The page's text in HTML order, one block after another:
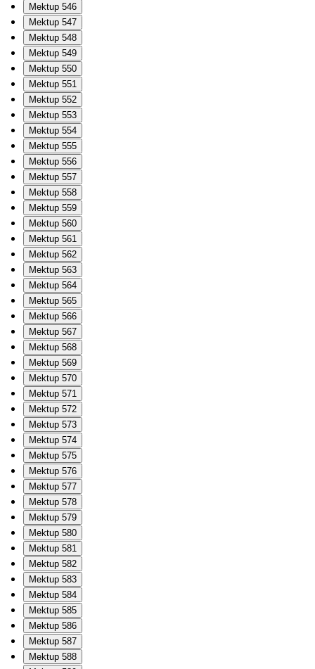
Mektup 546
Mektup 547
Mektup 548
Mektup 549
Mektup 550
Mektup 551
Mektup 552
Mektup 553
Mektup 554
Mektup 555
Mektup 556
Mektup 557
Mektup 558
Mektup 559
Mektup 560
Mektup 561
Mektup 562
Mektup 563
Mektup 564
Mektup 565
Mektup 566
Mektup 567
Mektup 568
Mektup 569
Mektup 570
Mektup 571
Mektup 572
Mektup 573
Mektup 574
Mektup 575
Mektup 576
Mektup 577
Mektup 578
Mektup 579
Mektup 580
Mektup 581
Mektup 582
Mektup 583
Mektup 584
Mektup 585
Mektup 586
Mektup 587
Mektup 588